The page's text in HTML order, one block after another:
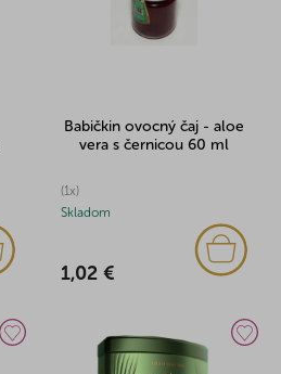
Babičkin ovocný čaj - aloe
vera s černicou 60 ml
(1x)
Skladom
1,02 €